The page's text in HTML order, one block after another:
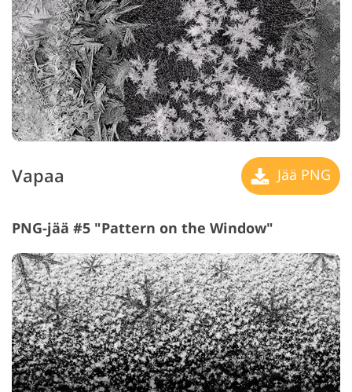
Vapaa Jää PNG
PNG-jää #5 "Pattern on the Window"